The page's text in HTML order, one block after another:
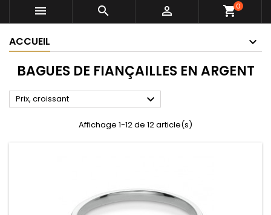
   shopping_cart0
ACCUEIL
BAGUES DE FIANÇAILLES EN ARGENT
Prix, croissant 
Affichage 1-12 de 12 article(s)